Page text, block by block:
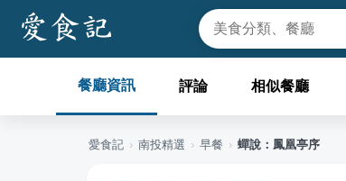
餐廳資訊 評論 相似餐廳
愛食記 › 南投精選 › 早餐 › 蟬說：鳳凰亭序